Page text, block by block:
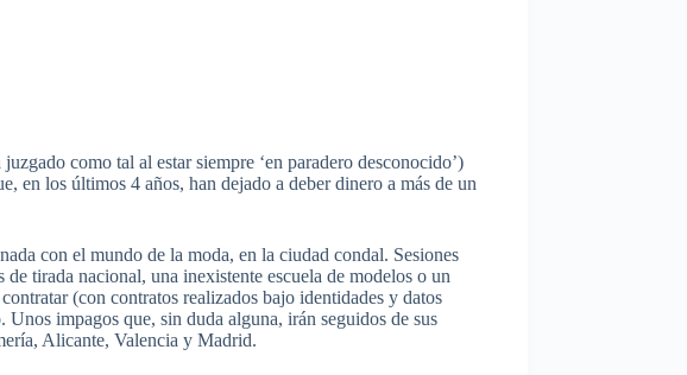
como tal al estar siempre ‘en paradero desconocido’)
en los últimos 4 años, han dejado a deber dinero a más de un
con el mundo de la moda, en la ciudad condal. Sesiones
tirada nacional, una inexistente escuela de modelos o un
(con contratos realizados bajo identidades y datos
impagos que, sin duda alguna, irán seguidos de sus
Alicante, Valencia y Madrid.